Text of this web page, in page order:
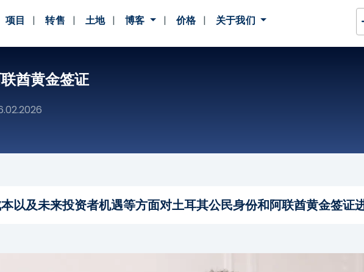
项目 转售 土地 博客 价格 关于我们
酋黄金签证
以及未来投资者机遇等方面对土耳其公民身份和阿联酋黄金签证